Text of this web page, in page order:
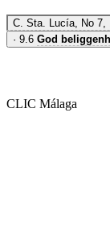
C. Sta. Lucía, No 7,
· 9.6 God
CLIC Málaga